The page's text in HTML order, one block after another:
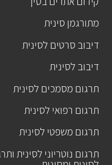
מתורגמן סינית
דיבוב סרטים לסינית
דיבוב לסינית
תרגום מסמכים לסינית
תרגום רפואי לסינית
תרגום משפטי לסינית
תרגום נוטריוני לסינית